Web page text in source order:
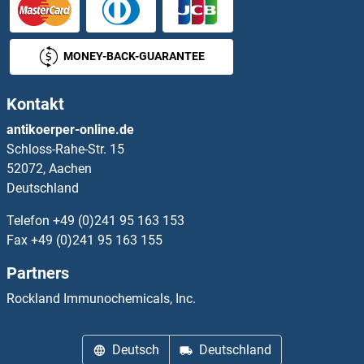
phosphoribosyl Pyrophosphate Synthetase 1 Antikörper
Phosphorylase, Glycogen, Muscle Antikörper
PHOX2A Antikörper
PHOX2B Antikörper
PHPT1 Antikörper
PHTF1 Antikörper
PHYH Antikörper
PHYHD1 Antikörper
MONEY-BACK-GUARANTEE
Kontakt
antikoerper-online.de
Schloss-Rahe-Str. 15
52072, Aachen
Deutschland
Telefon +49 (0)241 95 163 153
Fax +49 (0)241 95 163 155
Partners
Rockland Immunochemicals, Inc.
Deutsch Deutschland